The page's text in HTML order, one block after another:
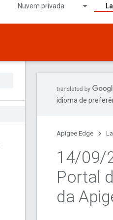
Nuvem privada
idioma de
Apigee Edge
14/09/
Portal
da